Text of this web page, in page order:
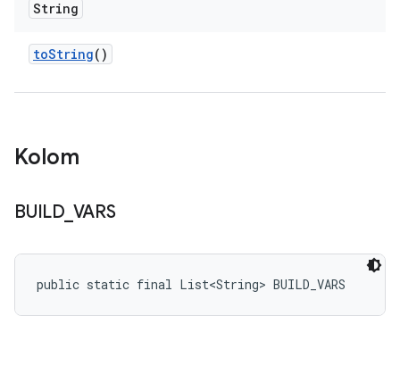
String
toString()
Kolom
BUILD_ VARS
public static final List<String> BUILD_VARS